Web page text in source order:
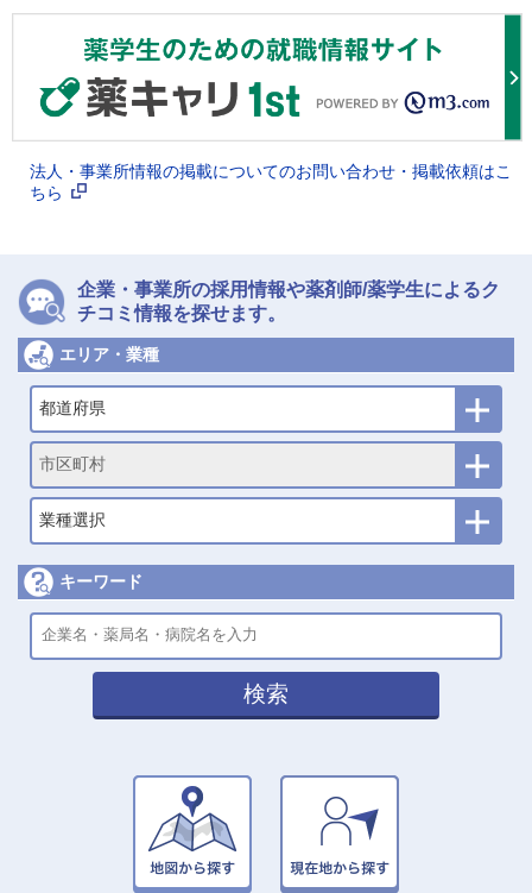
法人・事業所情報の掲載についてのお問い合わせ・掲載依頼はこ
ちら
企業・事業所の採用情報や薬剤師/薬学生によるク
チコミ情報を探せます。
エリア・業種
都道府県
市区町村
業種選択
キーワード
検索